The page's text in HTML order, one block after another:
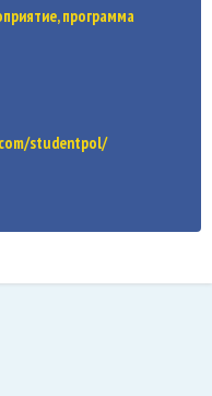
программа
studentpol/